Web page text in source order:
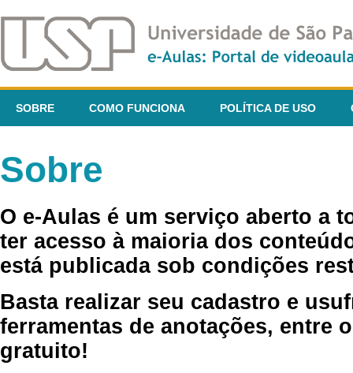
SOBRE COMO FUNCIONA POLÍTICA DE USO
Sobre
O e-Aulas é um serviço aberto a
ter acesso à maioria dos
está publicada sob condições
Basta realizar seu cadastro e
ferramentas de anotações, entre
gratuito!